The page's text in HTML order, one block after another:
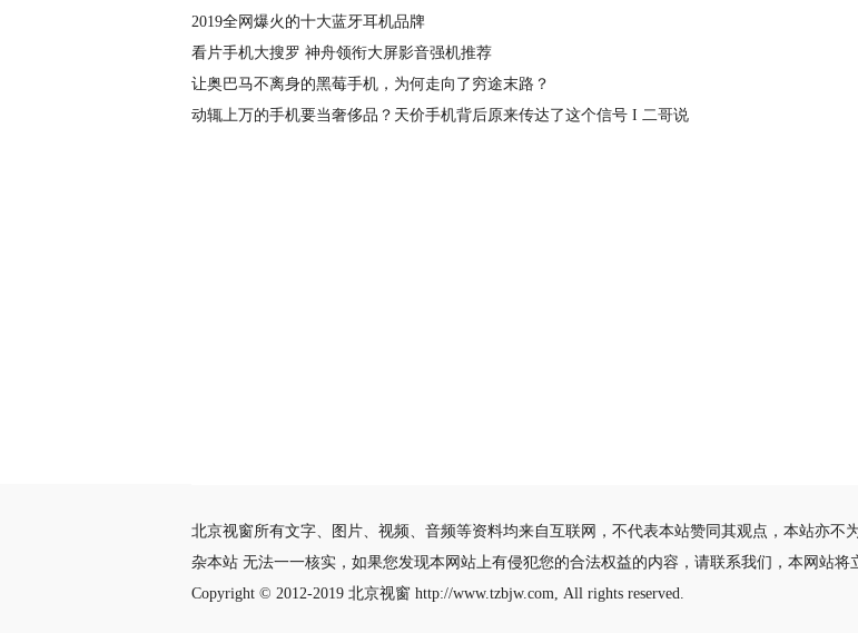
2019全网爆火的十大蓝牙耳机品牌
看片手机大搜罗 神舟领衔大屏影音强机推荐
让奥巴马不离身的黑莓手机，为何走向了穷途末路？
动辄上万的手机要当奢侈品？天价手机背后原来传达了这个信号 I 二哥说
北京视窗所有文字、图片、视频、音频等资料均来自互联网，不代表本站赞同其观点，本站亦
杂本站 无法一一核实，如果您发现本网站上有侵犯您的合法权益的内容，请联系我们，本网站将
Copyright © 2012-2019 北京视窗 http://www.tzbjw.com, All rights reserved.